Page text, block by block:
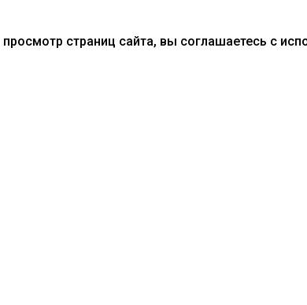
страниц сайта, вы соглашаетесь с